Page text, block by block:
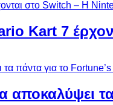
Kart 7